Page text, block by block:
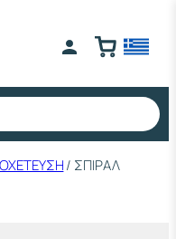
/ ΣΠΙΡΑΛ